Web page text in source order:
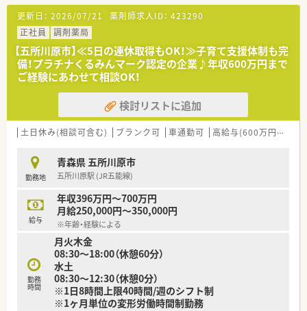
≪企業について≫
福岡県に本社を置き、全国43都道府県に店舗展開しております。
開業支援まで行っているため、医療機関との関係も良好で「医薬
連携」の取組みとして積極的にコミュニケーションを図っていま
す。
将来を見据えた薬局経営を行なっているのも特徴の一つで、健康
サポート薬局の届出数は全国1位！
健康に貢献するかかりつけ薬局・かかりつけ薬剤師を目指してお
≪教育制度充実！≫
を支援！
その他、カフェテリア研修や社内学術大会などその方が目指す社
会人像に合わせた学ぶ環境が充実しております。
専門性の高い薬剤師として成長できるよう、大学と提携し、が
ん･高齢者医療など最新の知識修得も行っています。
自己啓発の一環として、約130種類の中から自分にあった講座を
選択できる通信教育も用意！
更新日： 2026/07/21 薬剤師求人ID： 423290
正社員
調剤薬局
【五所川原市】≪5日の連休取得もOK！≫子育て支援体制も完
備！プラチナくるみんマーク認定の企業♪年収600万円まで
ご経験にあわせて相談OK！
検討リストに追加
土日休み(相談可含む) ブランク可 車通勤可 高給与(600万円以上)
勤務地
青森県 五所川原市
五所川原駅 (JR五能線)
給与
年収396万円～700万円
月給250,000円～350,000円
※年齢・経験による
勤務
時間
月火木金
08:30～18:00（休憩60分）
水土
08:30～12:30（休憩0分）
※1日8時間上限40時間/週のシフト制
※1ヶ月単位の変形労働時間制勤務